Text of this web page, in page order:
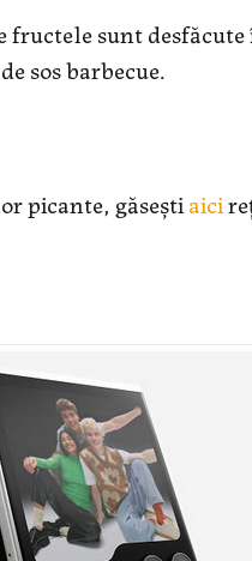
sunt
sos barbecue.
picante, găsești aici